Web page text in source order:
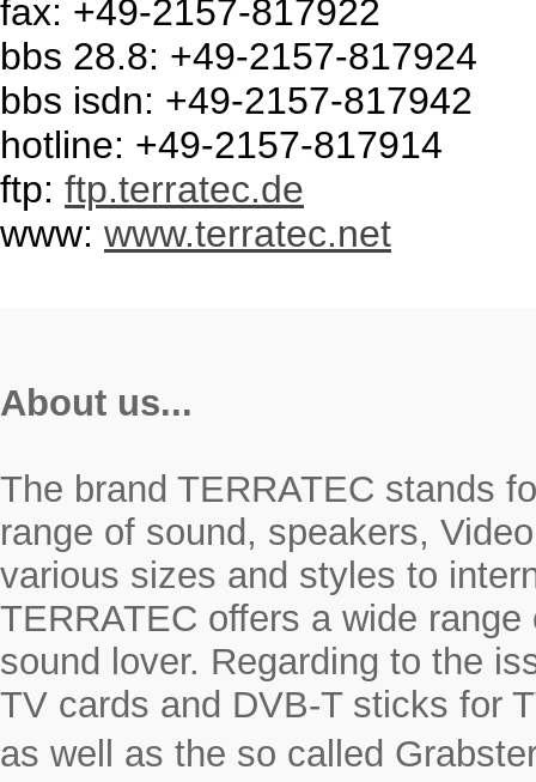
fax: +49-2157-817922
bbs 28.8: +49-2157-817924
bbs isdn: +49-2157-817942
hotline: +49-2157-817914
ftp: ftp.terratec.de
www: www.terratec.net
About us...
The brand TERRATEC stands
range of sound, speakers,
various sizes and styles to
TERRATEC offers a wide
sound lover. Regarding to the
TV cards and DVB-T sticks for
as well as the so called